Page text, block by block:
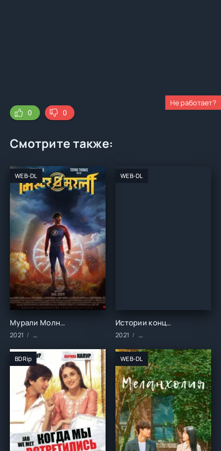
Не работает?
0
0
Смотрите также:
WEB-DL
Мурали Молния (2021)
2021 Фильмы/2021 год/Зарубежные/Индийские/Боевик/Комедии/
WEB-DL
Истории конца света (2021)
2021 Фильмы/2021 год/
BDRip WEB-DL